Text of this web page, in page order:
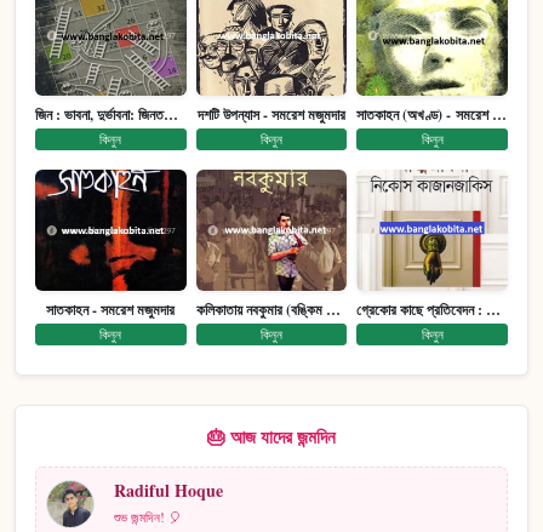
জিন : ভাবনা, দুর্ভাবনা: জিনতত্ত্ব সমাজ ইতিহাস (পেপারব্যাক)
কিনুন
দশটি উপন্যাস - সমরেশ মজুমদার
কিনুন
সাতকাহন (অখণ্ড) - সমরেশ মজুমদার
কিনুন
সাতকাহন - সমরেশ মজুমদার
কিনুন
কলিকাতায় নবকুমার (বঙ্কিম পুরষ্কারে সম্মানিত)(মানবিক মেগা উপন্যাস)
কিনুন
গ্রেকোর কাছে প্রতিবেদন : আত্মজীবনী
কিনুন
🎂 আজ যাদের জন্মদিন
Radiful Hoque
শুভ জন্মদিন! 🎈